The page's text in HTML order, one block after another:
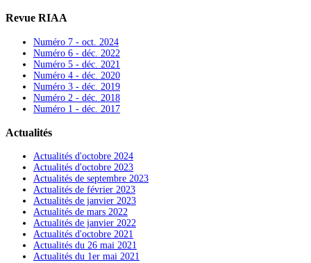
Revue RIAA
Numéro 7 - oct. 2024
Numéro 6 - déc. 2022
Numéro 5 - déc. 2021
Numéro 4 - déc. 2020
Numéro 3 - déc. 2019
Numéro 2 - déc. 2018
Numéro 1 - déc. 2017
Actualités
Actualités d'octobre 2024
Actualités d'octobre 2023
Actualités de septembre 2023
Actualités de février 2023
Actualités de janvier 2023
Actualités de mars 2022
Actualités de janvier 2022
Actualités d'octobre 2021
Actualités du 26 mai 2021
Actualités du 1er mai 2021